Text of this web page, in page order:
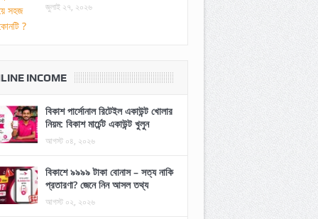
জুলাই ২৭, ২০২৬
INCOME
বিকাশ পার্সোনাল রিটেইল একাউন্ট খোলার
নিয়ম: বিকাশ মার্চেন্ট একাউন্ট খুলুন
আগস্ট ০৪, ২০২৬
বিকাশে ৯৯৯৯ টাকা বোনাস – সত্য নাকি
প্রতারণা? জেনে নিন আসল তথ্য
আগস্ট ০২, ২০২৬